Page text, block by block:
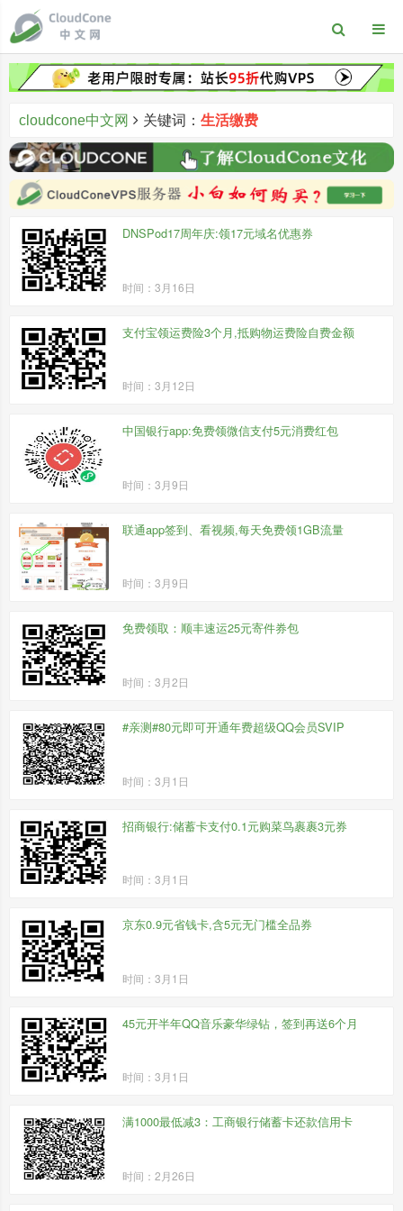
cloudcone中文网 关键词： 生活缴费
DNSPod17周年庆:领17元域名优惠券
时间：3月16日
支付宝领运费险3个月,抵购物运费险自费金额
时间：3月12日
中国银行app:免费领微信支付5元消费红包
时间：3月9日
联通app签到、看视频,每天免费领1GB流量
时间：3月9日
免费领取：顺丰速运25元寄件券包
时间：3月2日
#亲测#80元即可开通年费超级QQ会员SVIP
时间：3月1日
招商银行:储蓄卡支付0.1元购菜鸟裹裹3元券
时间：3月1日
京东0.9元省钱卡,含5元无门槛全品券
时间：3月1日
45元开半年QQ音乐豪华绿钻，签到再送6个月
时间：3月1日
满1000最低减3：工商银行储蓄卡还款信用卡
时间：2月26日